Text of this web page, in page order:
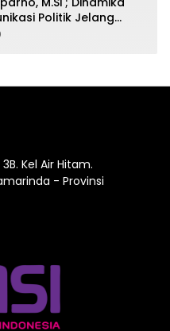
Politik Jelang
Kel Air Hitam.
- Provinsi